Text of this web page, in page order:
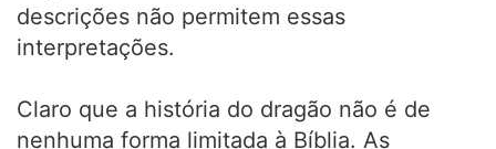
descrições não permitem essas
interpretações.
Claro que a história do dragão não é de
nenhuma forma limitada à Bíblia. As